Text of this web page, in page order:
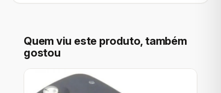
Quem viu este produto, também
gostou